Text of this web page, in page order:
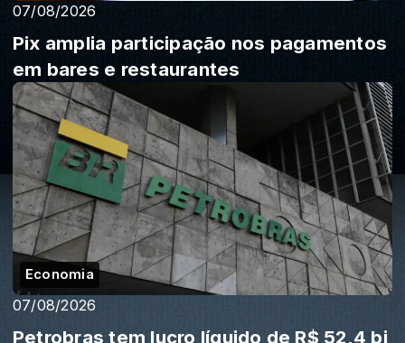
07/08/2026
Pix amplia participação nos pagamentos
em bares e restaurantes
Economia
07/08/2026
Petrobras tem lucro líquido de R$ 52,4 bi